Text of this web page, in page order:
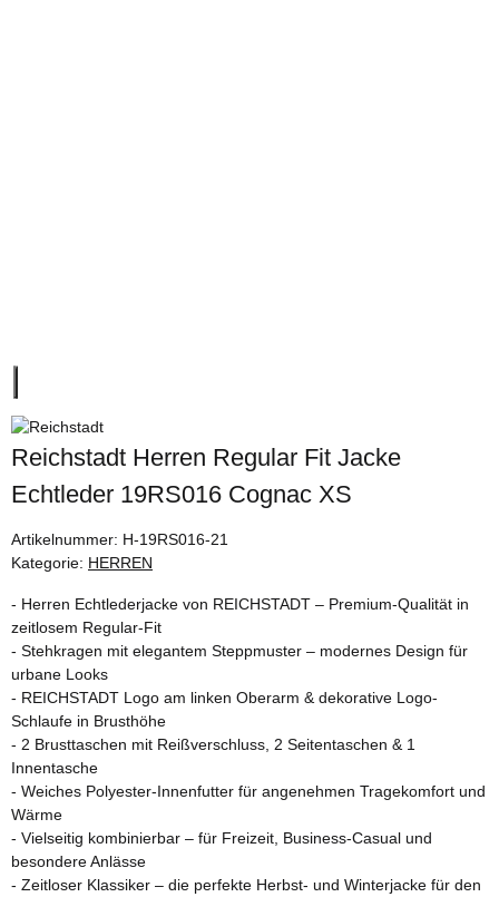
Reichstadt Herren Regular Fit Jacke
Echtleder 19RS016 Cognac XS
Artikelnummer: H-19RS016-21
Kategorie: HERREN
- Herren Echtlederjacke von REICHSTADT – Premium-Qualität in
zeitlosem Regular-Fit
- Stehkragen mit elegantem Steppmuster – modernes Design für
urbane Looks
- REICHSTADT Logo am linken Oberarm & dekorative Logo-
Schlaufe in Brusthöhe
- 2 Brusttaschen mit Reißverschluss, 2 Seitentaschen & 1
Innentasche
- Weiches Polyester-Innenfutter für angenehmen Tragekomfort und
Wärme
- Vielseitig kombinierbar – für Freizeit, Business-Casual und
besondere Anlässe
- Zeitloser Klassiker – die perfekte Herbst- und Winterjacke für den